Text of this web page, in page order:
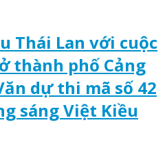
Thái Lan với cuộc
thành phố Cảng
dự thi mã số 42
sáng Việt Kiều